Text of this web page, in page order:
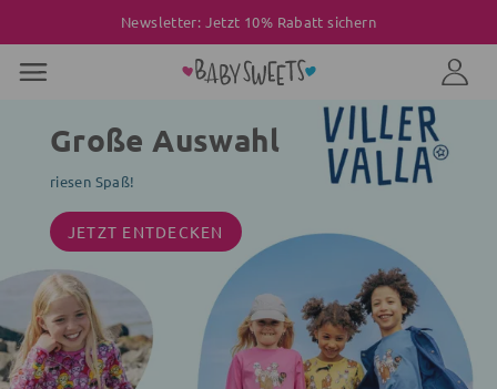
Newsletter: Jetzt 10% Rabatt sichern
Große Auswahl
riesen Spaß!
JETZT ENTDECKEN